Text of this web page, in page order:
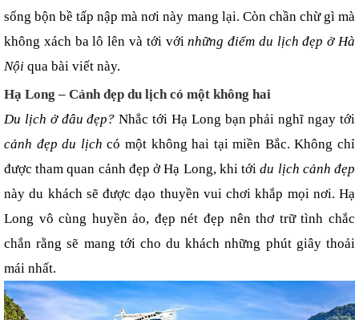
sống bộn bề tấp nập mà nơi này mang lại. Còn chần chừ gì mà
không xách ba lô lên và tới với những điểm du lịch đẹp ở Hà
Nội qua bài viết này.
Hạ Long – Cảnh đẹp du lịch có một không hai
Du lịch ở đâu đẹp?
cảnh đẹp du lịch có một không hai tại miền Bắc. Không chỉ
được tham quan cảnh đẹp ở Hạ Long, khi tới du lịch cảnh đẹp
này du khách sẽ được dạo thuyền vui chơi khắp mọi nơi. Hạ
Long vô cùng huyền ảo, đẹp nét đẹp nên thơ trữ tình chắc
chắn rằng sẽ mang tới cho du khách những phút giây thoải
mái nhất.